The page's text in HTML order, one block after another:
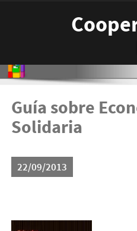
Guía sobre
Solidaria
22/09/2013